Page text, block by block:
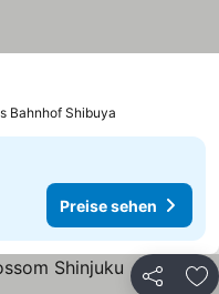
sehen
Bahnhof Shibuya
Preise sehen
Teilen